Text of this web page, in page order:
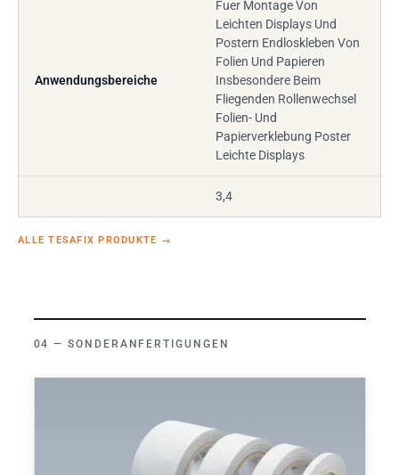
Anwendungsbereiche
Fuer Montage Von
Leichten Displays Und
Postern Endloskleben Von
Folien Und Papieren
Insbesondere Beim
Fliegenden Rollenwechsel
Folien- Und
Papierverklebung Poster
Leichte Displays
3,4
ALLE TESAFIX PRODUKTE →
SONDERANFERTIGUNGEN